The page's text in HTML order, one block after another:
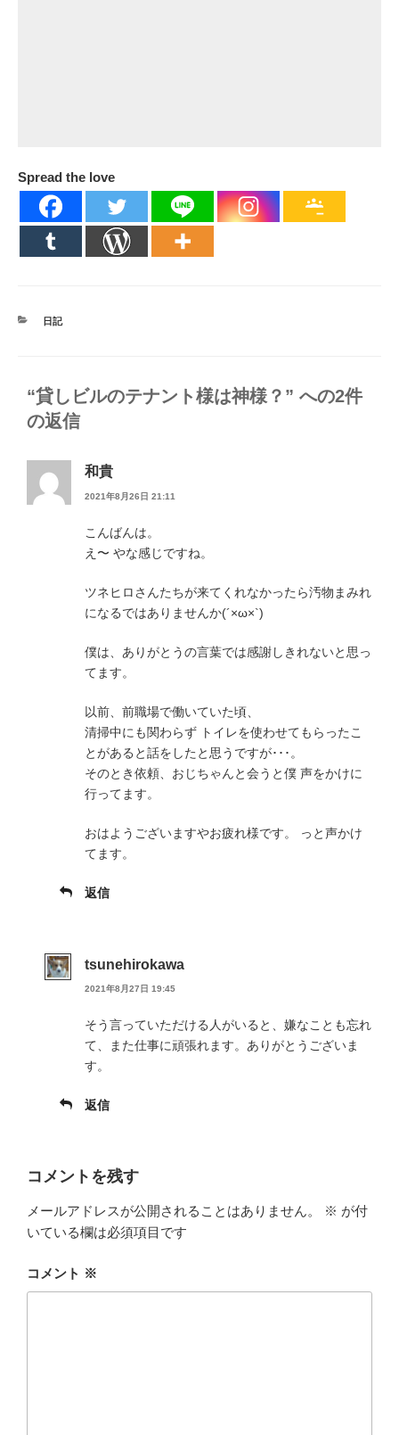
Spread the love
カ
ー
日記
“貸しビルのテナント様は神様？” への2件
の返信
和貴
2021年8月26日 21:11
こんばんは。
え〜 やな感じですね。
ツネヒロさんたちが来てくれなかったら汚物まみれ
になるではありませんか(´×ω×`)
僕は、ありがとうの言葉では感謝しきれないと思っ
てます。
以前、前職場で働いていた頃、
清掃中にも関わらず トイレを使わせてもらったこ
とがあると話をしたと思うですが･･･。
そのとき依頼、おじちゃんと会うと僕 声をかけに
行ってます。
おはようございますやお疲れ様です。 っと声かけ
てます。
返信
tsunehirokawa
2021年8月27日 19:45
そう言っていただける人がいると、嫌なことも忘れ
て、また仕事に頑張れます。ありがとうございま
す。
返信
コメントを残す
メールアドレスが公開されることはありません。 ※ が付
いている欄は必須項目です
コメント ※